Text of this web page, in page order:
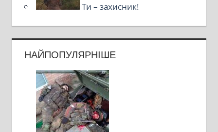
Ти – захисник!
НАЙПОПУЛЯРНІШЕ